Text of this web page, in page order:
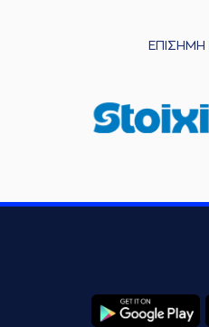
ΕΠΙΣΗΜΗ